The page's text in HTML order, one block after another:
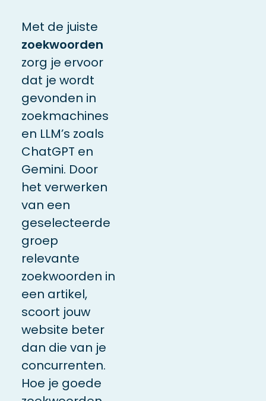
Met de juiste
zoekwoorden
zorg je ervoor
dat je wordt
gevonden in
zoekmachines
en LLM’s zoals
ChatGPT en
Gemini. Door
het verwerken
van een
geselecteerde
groep
relevante
zoekwoorden in
een artikel,
scoort jouw
website beter
dan die van je
concurrenten.
Hoe je goede